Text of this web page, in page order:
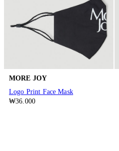
MORE JOY
Logo Print Face Mask
₩36.000